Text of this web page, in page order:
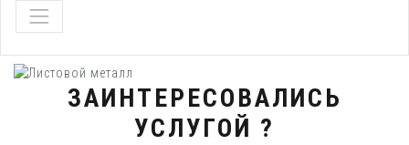
ЗАИНТЕРЕСОВАЛИСЬ
УСЛУГОЙ ?